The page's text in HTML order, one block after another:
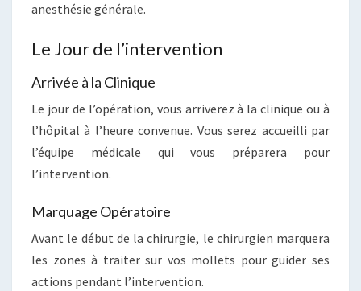
anesthésie générale.
Le Jour de l’intervention
Arrivée à la Clinique
Le jour de l’opération, vous arriverez à la clinique ou à
l’hôpital à l’heure convenue. Vous serez accueilli par
l’équipe médicale qui vous préparera pour
l’intervention.
Marquage Opératoire
Avant le début de la chirurgie, le chirurgien marquera
les zones à traiter sur vos mollets pour guider ses
actions pendant l’intervention.